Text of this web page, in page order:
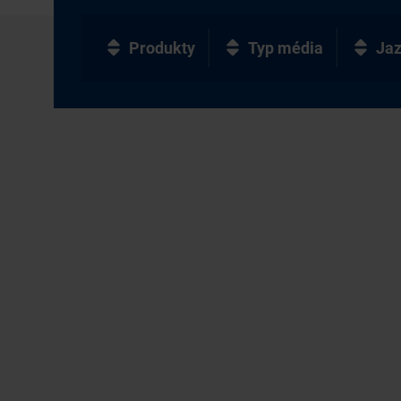
Produkty Typ média